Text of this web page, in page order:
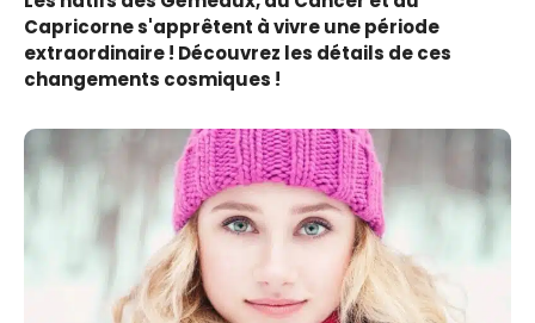
Capricorne s'apprêtent à vivre une période
extraordinaire ! Découvrez les détails de ces
changements cosmiques !